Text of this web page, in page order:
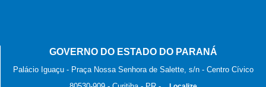
GOVERNO DO ESTADO DO PARANÁ
Palácio Iguaçu - Praça Nossa Senhora de Salette, s/n - Centro Cívico